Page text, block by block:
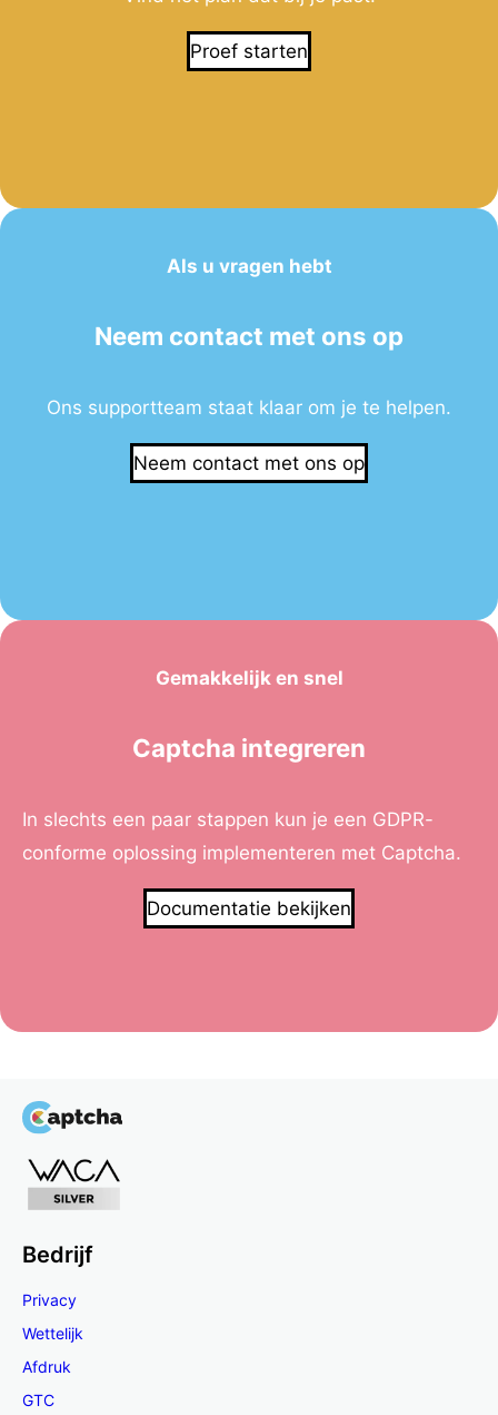
Proef starten
Als u vragen hebt
Neem contact met ons op
Ons supportteam staat klaar om je te helpen.
Neem contact met ons op
Gemakkelijk en snel
Captcha integreren
In slechts een paar stappen kun je een GDPR-
conforme oplossing implementeren met Captcha.
Documentatie bekijken
Bedrijf
Privacy
Wettelijk
Afdruk
GTC